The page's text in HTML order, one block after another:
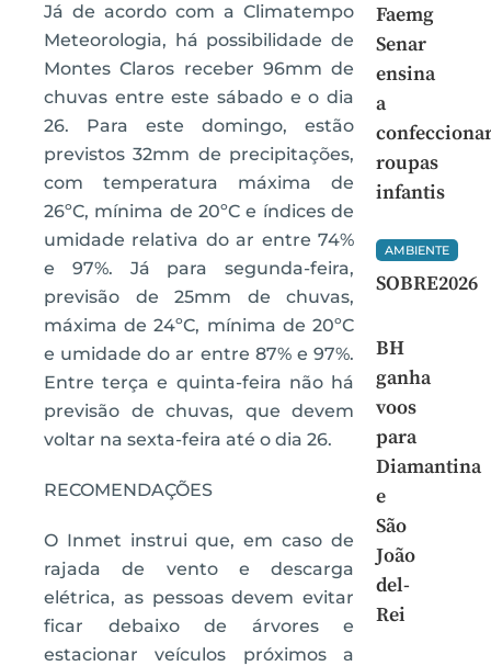
Já de acordo com a Climatempo
Meteorologia, há possibilidade de
Montes Claros receber 96mm de
chuvas entre este sábado e o dia
26. Para este domingo, estão
previstos 32mm de precipitações,
com temperatura máxima de
26ºC, mínima de 20ºC e índices de
umidade relativa do ar entre 74%
e 97%. Já para segunda-feira,
previsão de 25mm de chuvas,
máxima de 24ºC, mínima de 20ºC
e umidade do ar entre 87% e 97%.
Entre terça e quinta-feira não há
previsão de chuvas, que devem
voltar na sexta-feira até o dia 26.
RECOMENDAÇÕES
O Inmet instrui que, em caso de
rajada de vento e descarga
elétrica, as pessoas devem evitar
ficar debaixo de árvores e
estacionar veículos próximos a
Faemg
Senar
ensina
a
roupas
infantis
AMBIENTE
SOBRE2026
BH
ganha
voos
para
Diamantina
e
São
João
del-
Rei